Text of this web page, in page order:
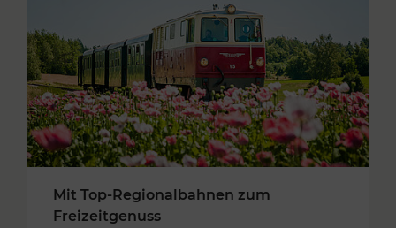
Mit Top-Regionalbahnen zum
Freizeitgenuss